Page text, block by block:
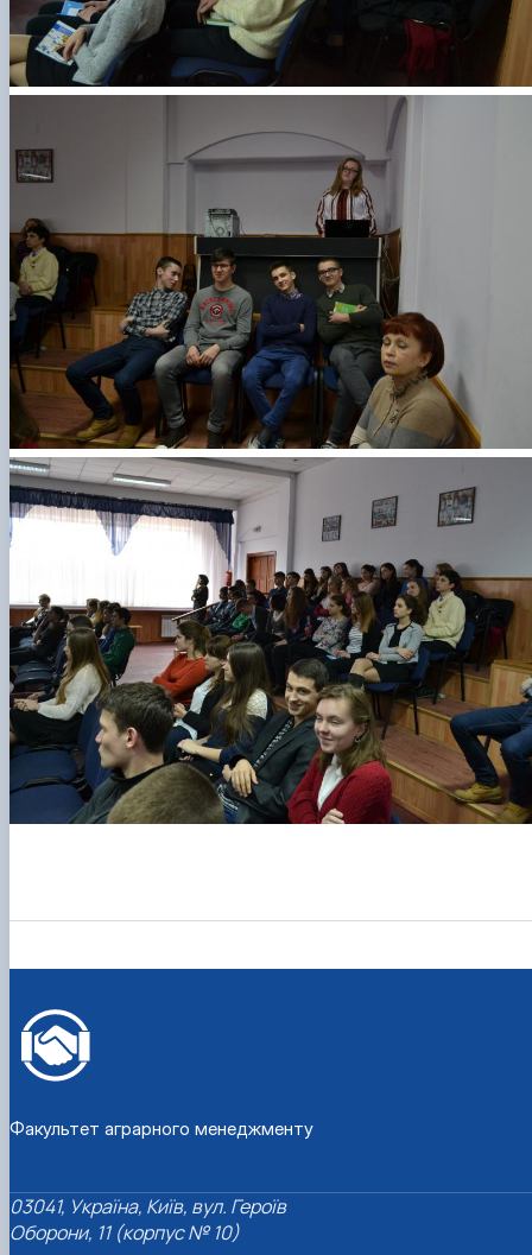
Факультет аграрного менеджменту
03041, Україна, Київ, вул. Героїв
Оборони, 11 (корпус № 10)